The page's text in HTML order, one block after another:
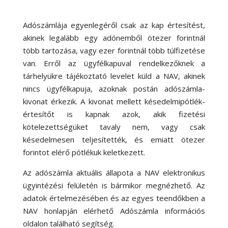
Adószámlája egyenlegéről csak az kap értesítést,
akinek legalább egy adónemből ötezer forintnál
több tartozása, vagy ezer forintnál több túlfizetése
van. Erről az ügyfélkapuval rendelkezőknek a
tárhelyükre tájékoztató levelet küld a NAV, akinek
nincs ügyfélkapuja, azoknak postán adószámla-
kivonat érkezik. A kivonat mellett késedelmipótlék-
értesítőt is kapnak azok, akik fizetési
kötelezettségüket tavaly nem, vagy csak
késedelmesen teljesítették, és emiatt ötezer
forintot elérő pótlékuk keletkezett.
Az adószámla aktuális állapota a NAV elektronikus
ügyintézési felületén is bármikor megnézhető. Az
adatok értelmezésében és az egyes teendőkben a
NAV honlapján elérhető Adószámla információs
oldalon található segítség.